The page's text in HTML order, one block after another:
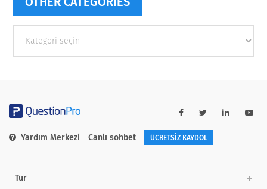
categories
Yardım Merkezi Canlı sohbet ÜCRETSİZ KAYDOL
Tur